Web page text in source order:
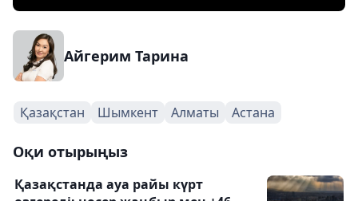
Айгерим Тарина
Қазақстан Шымкент Алматы Астана
Оқи отырыңыз
Қазақстанда ауа райы күрт